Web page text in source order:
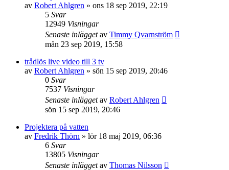
av Robert Ahlgren » ons 18 sep 2019, 22:19
5 Svar
12949 Visningar
Senaste inläggetav Timmy Qvarnström
mån 23 sep 2019, 15:58
trådlös live video till 3 tv
av Robert Ahlgren » sön 15 sep 2019, 20:46
0 Svar
7537 Visningar
Senaste inläggetav Robert Ahlgren
sön 15 sep 2019, 20:46
Projektera på vatten
av Fredrik Thörn » lör 18 maj 2019, 06:36
6 Svar
13805 Visningar
Senaste inläggetav Thomas Nilsson